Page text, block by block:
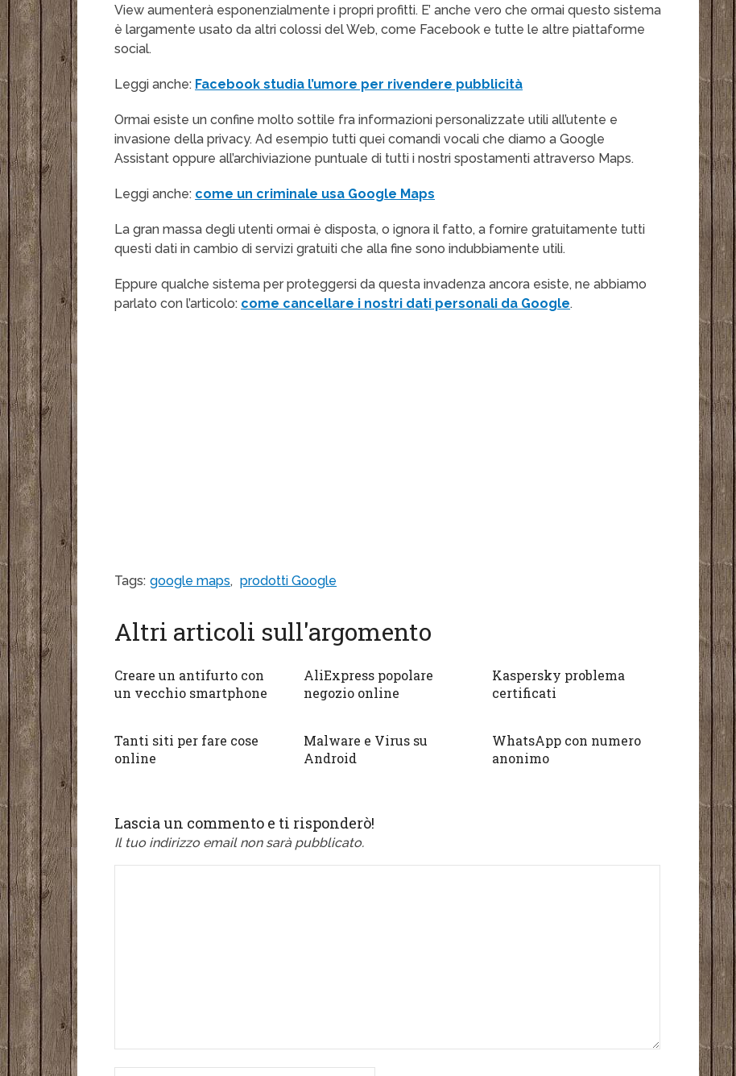
View aumenterà esponenzialmente i propri profitti. E’ anche vero che ormai questo sistema
è largamente usato da altri colossi del Web, come Facebook e tutte le altre piattaforme
social.
Leggi anche: Facebook studia l’umore per rivendere pubblicità
Ormai esiste un confine molto sottile fra informazioni personalizzate utili all’utente e
invasione della privacy. Ad esempio tutti quei comandi vocali che diamo a Google
Assistant oppure all’archiviazione puntuale di tutti i nostri spostamenti attraverso Maps.
Leggi anche: come un criminale usa Google Maps
La gran massa degli utenti ormai è disposta, o ignora il fatto, a fornire gratuitamente tutti
questi dati in cambio di servizi gratuiti che alla fine sono indubbiamente utili.
Eppure qualche sistema per proteggersi da questa invadenza ancora esiste, ne abbiamo
parlato con l’articolo: come cancellare i nostri dati personali da Google.
Tags: google maps, prodotti Google
Altri articoli sull'argomento
Creare un antifurto con
un vecchio smartphone
AliExpress popolare
negozio online
Kaspersky problema
certificati
Tanti siti per fare cose
online
Malware e Virus su
Android
WhatsApp con numero
anonimo
Lascia un commento e ti risponderò!
Il tuo indirizzo email non sarà pubblicato.